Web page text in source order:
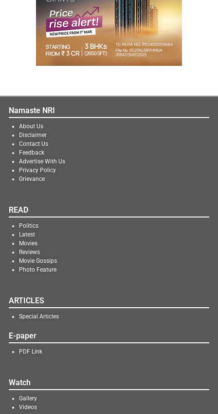
Namaste NRI
About Us
Disclaimer
Contact Us
Feedback
Advertise With Us
Privacy Policy
Grievance
READ
Politics
Latest
Movies
Reviews
Movie Gossips
Photo Feature
ARTICLES
Special Articles
E-paper
PDF Link
Watch
Gallery
Videos